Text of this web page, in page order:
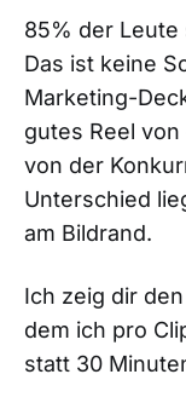
85% der Leute
Das ist keine
Marketing-
gutes Reel
von der
Unterschied
am Bildrand.
Ich zeig dir
dem ich pro
statt 30